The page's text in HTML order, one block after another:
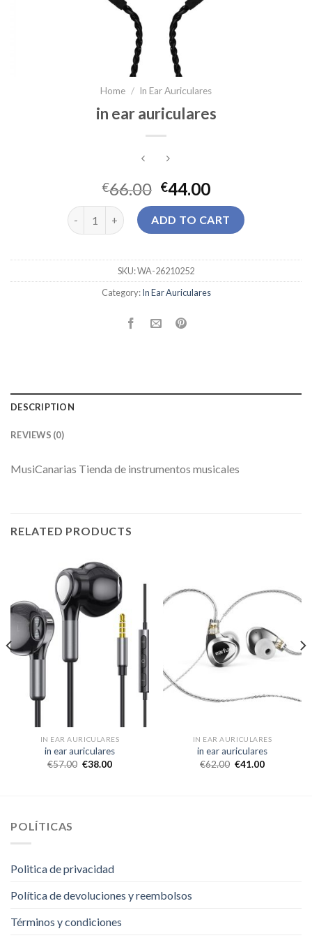
Home / In Ear Auriculares
in ear auriculares
€66.00 €44.00
in ear auriculares quantity
ADD TO CART
SKU:WA-26210252
Category:In Ear Auriculares
DESCRIPTION
REVIEWS (0)
MusiCanarias Tienda de instrumentos musicales
RELATED PRODUCTS
IN EAR AURICULARES
in ear auriculares
€57.00 €38.00
IN EAR AURICULARES
in ear auriculares
€62.00 €41.00
POLÍTICAS
Politica de privacidad
Política de devoluciones y reembolsos
Términos y condiciones